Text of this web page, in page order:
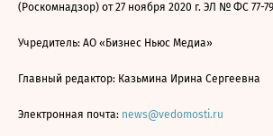
(Роскомнадзор) от 27 ноября 2020 г. ЭЛ № ФС 77-
Учредитель: АО «Бизнес Ньюс Медиа»
Главный редактор: Казьмина Ирина Сергеевна
Электронная почта: news@vedomosti.ru